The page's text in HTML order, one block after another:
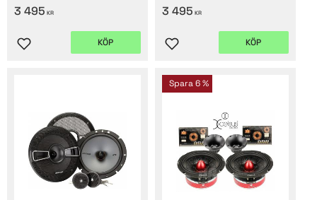
3 495 KR
Lägg till i favoriter
KÖP
3 495 KR
Lägg till i favoriter
KÖP
Spara6 %